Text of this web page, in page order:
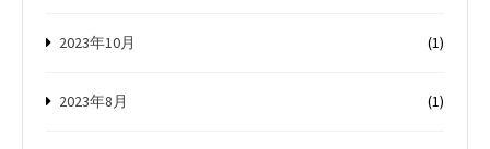
2023年10月 (1)
2023年8月 (1)